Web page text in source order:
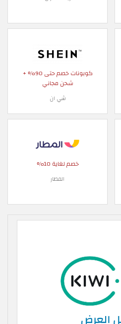
كوبونات خصم حتى 90% +
شحن مجاني
شي ان
خصم لغاية 10%
المطار